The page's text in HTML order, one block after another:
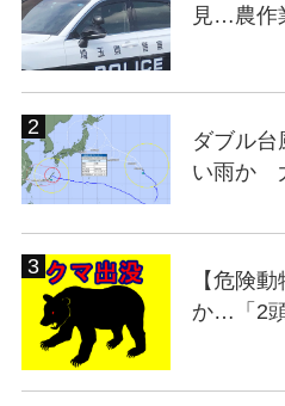
見…農作
ダブル
い雨か
【危険
か…「2